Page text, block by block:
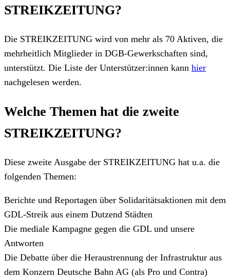
STREIKZEITUNG?
Die STREIKZEITUNG wird von mehr als 70 Aktiven, die
mehrheitlich Mitglieder in DGB-Gewerkschaften sind,
unterstützt. Die Liste der Unterstützer:innen kann hier
nachgelesen werden.
Welche Themen hat die zweite
STREIKZEITUNG?
Diese zweite Ausgabe der STREIKZEITUNG hat u.a. die
folgenden Themen:
Berichte und Reportagen über Solidaritätsaktionen mit dem
GDL-Streik aus einem Dutzend Städten
Die mediale Kampagne gegen die GDL und unsere
Antworten
Die Debatte über die Heraustrennung der Infrastruktur aus
dem Konzern Deutsche Bahn AG (als Pro und Contra)